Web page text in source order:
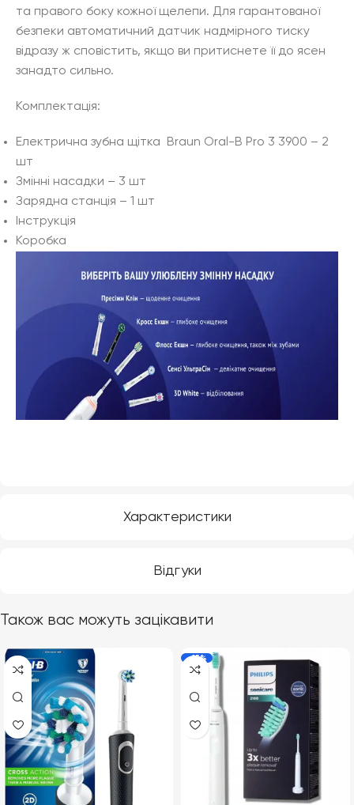
Характеристики
Відгуки
та правого боку кожної щелепи. Для гарантованої
безпеки автоматичний датчик надмірного тиску
відразу ж сповістить, якщо ви притиснете її до ясен
занадто сильно.
Комплектація:
Електрична зубна щітка Braun Oral-B Pro 3 3900 – 2
шт
Змінні насадки – 3 шт
Зарядна станція – 1 шт
Інструкція
Коробка
Також вас можуть зацікавити
-15%